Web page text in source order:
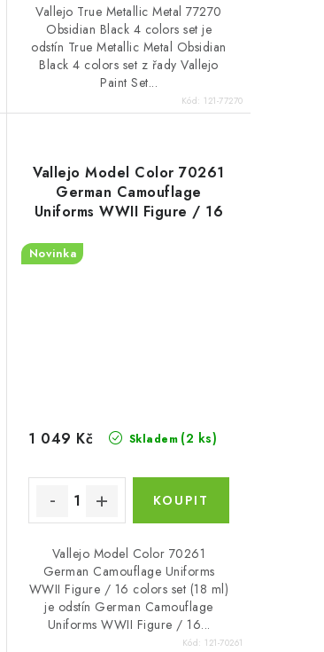
Vallejo True Metallic Metal 77270
Obsidian Black 4 colors set je
odstín True Metallic Metal Obsidian
Black 4 colors set z řady Vallejo
Paint Set...
Kód: 121-77270
Vallejo Model Color 70261
German Camouflage
Uniforms WWII Figure / 16
Novinka
Skladem (2 ks)
1 049 Kč
Vallejo Model Color 70261
German Camouflage Uniforms
WWII Figure / 16 colors set (18 ml)
je odstín German Camouflage
Uniforms WWII Figure / 16...
Kód: 121-70261